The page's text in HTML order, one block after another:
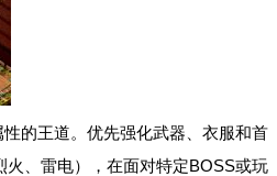
的王道。优先强化武器、衣服和首
火、雷电），在面对特定BOSS或玩